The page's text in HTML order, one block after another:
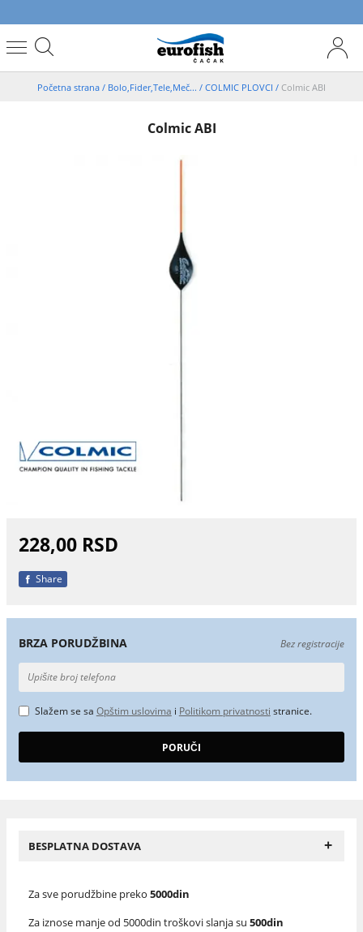
Početna strana / Bolo,Fider,Tele,Meč... / COLMIC PLOVCI / Colmic ABI
Colmic ABI
228,00 RSD
Share
BRZA PORUDŽBINA Bez registracije
Slažem se sa Opštim uslovima i Politikom privatnosti stranice.
BESPLATNA DOSTAVA +
Za sve porudžbine preko 5000din
Za iznose manje od 5000din troškovi slanja su 500din